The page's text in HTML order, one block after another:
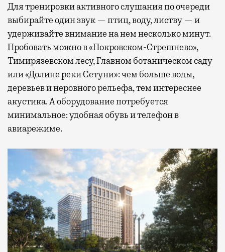
Для тренировки активного слушания по очереди
выбирайте один звук — птиц, воду, листву — и
удерживайте внимание на нем несколько минут.
Пробовать можно в «Покровском-Стрешнево»,
Тимирязевском лесу, Главном ботаническом саду
или «Долине реки Сетуни»: чем больше воды,
деревьев и неровного рельефа, тем интереснее
акустика. А оборудование потребуется
минимальное: удобная обувь и телефон в
авиарежиме.